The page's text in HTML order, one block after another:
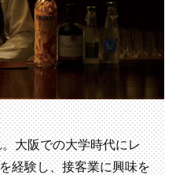
大阪での大学時代にレ
経験し、接客業に興味を